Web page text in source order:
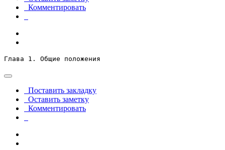
Комментировать
Глава 1. Общие положения
Поставить закладку
Оставить заметку
Комментировать